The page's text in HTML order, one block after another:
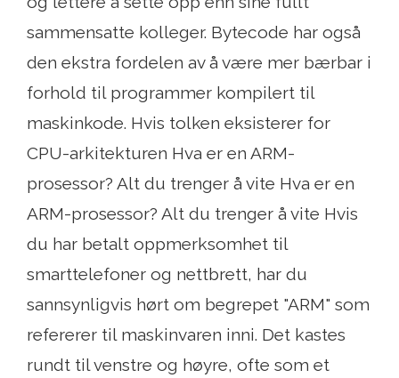
sammensatte kolleger. Bytecode har også
den ekstra fordelen av å være mer bærbar i
forhold til programmer kompilert til
maskinkode. Hvis tolken eksisterer for
CPU-arkitekturen Hva er en ARM-
prosessor? Alt du trenger å vite Hva er en
ARM-prosessor? Alt du trenger å vite Hvis
du har betalt oppmerksomhet til
smarttelefoner og nettbrett, har du
sannsynligvis hørt om begrepet "ARM" som
refererer til maskinvaren inni. Det kastes
rundt til venstre og høyre, ofte som et